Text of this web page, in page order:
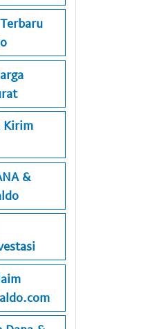
Kirim
&